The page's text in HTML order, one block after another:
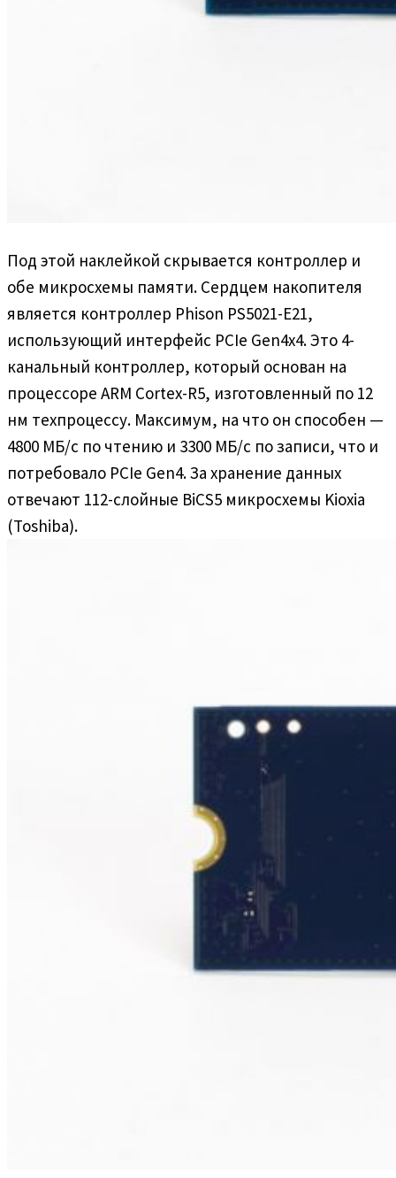
Под этой наклейкой скрывается контроллер и
обе микросхемы памяти. Сердцем накопителя
является контроллер Phison PS5021-E21,
использующий интерфейс PCIe Gen4x4. Это 4-
канальный контроллер, который основан на
процессоре ARM Cortex-R5, изготовленный по 12
нм техпроцессу. Максимум, на что он способен —
4800 МБ/с по чтению и 3300 МБ/с по записи, что и
потребовало PCIe Gen4. За хранение данных
отвечают 112-слойные BiCS5 микросхемы Kioxia
(Toshiba).